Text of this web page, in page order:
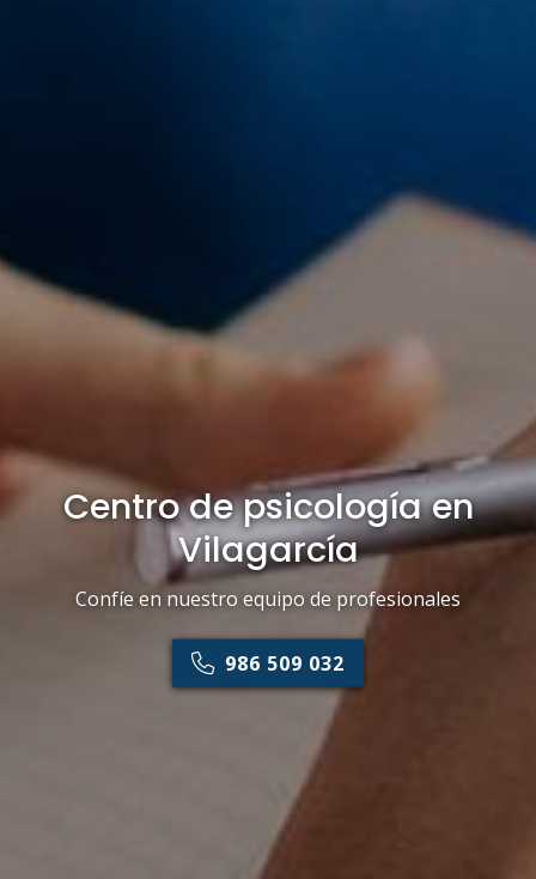
Centro de psicología en
Vilagarcía
Confíe en nuestro equipo de profesionales
986 509 032